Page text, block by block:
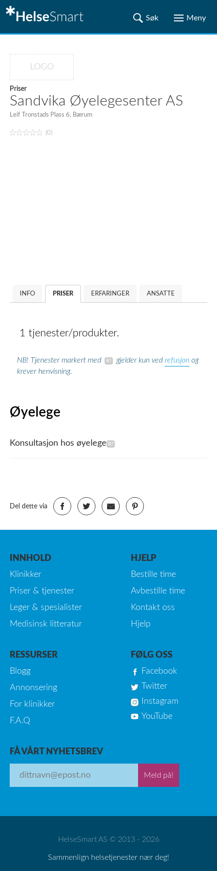
LOGO
Priser
Sandvika Øyelegesenter AS
Leif Tronstads Plass 6, Bærum
(0)
INFO PRISER ERFARINGER ANSATTE
1 tjenester/produkter.
NB! Tjenester markert med gjelder kun ved refusjon og
krever henvisning.
Øyelege
Konsultasjon hos øyelege
Del dette via
INNHOLD
Klinikker
Priser & tjenester
Leger & spesialister
Medisinsk litteratur
HJELP
Bestille time
Avbestille time
Kontakt oss
Hjelp
RESSURSER
Blogg
Annonsering
For klinikker
F.A.Q
FØLG OSS
Facebook
Twitter
Instagram
YouTube
FÅ VÅRT NYHETSBREV
Meld på!
HelseSmart AS © 2013 - 2026
Sammenlign helsetjenester nær deg!